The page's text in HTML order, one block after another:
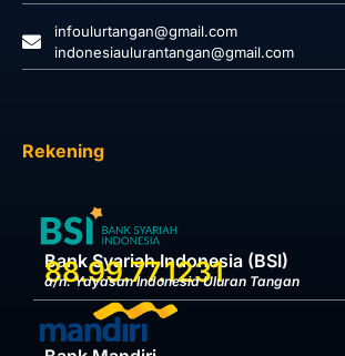
infoulurtangan@gmail.com
indonesiaulurantangan@gmail.com
Rekening
Bank Syariah Indonesia (BSI)
88.99.77.1231
a/n. Yayasan Indonesia Uluran Tangan